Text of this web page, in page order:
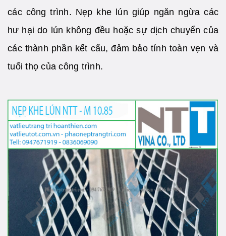
các công trình. Nẹp khe lún giúp ngăn ngừa các
hư hại do lún không đều hoặc sự dịch chuyển của
các thành phần kết cấu, đảm bảo tính toàn vẹn và
tuổi thọ của công trình.